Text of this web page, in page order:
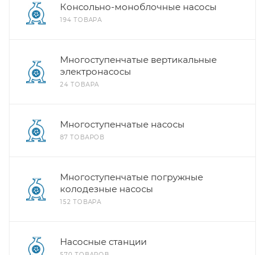
Консольно-моноблочные насосы
194 ТОВАРА
Многоступенчатые вертикальные
электронасосы
24 ТОВАРА
Многоступенчатые насосы
87 ТОВАРОВ
Многоступенчатые погружные
колодезные насосы
152 ТОВАРА
Насосные станции